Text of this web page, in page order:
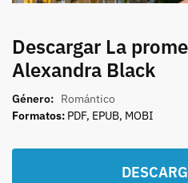
Descargar La
Alexandra Black
Género: Romántico
Formatos: PDF, EPUB, MOBI